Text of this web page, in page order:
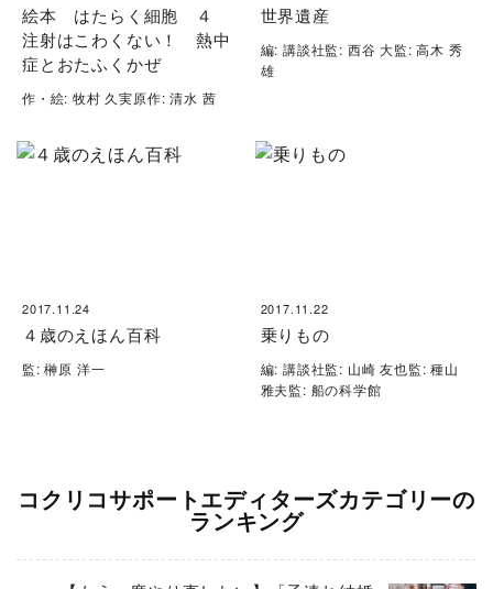
絵本 はたらく細胞 ４
注射はこわくない！ 熱中
症とおたふくかぜ
作・絵: 牧村 久実原作: 清水 茜
世界遺産
編: 講談社監: 西谷 大監: 高木 秀
雄
2017.11.24
４歳のえほん百科
監: 榊原 洋一
2017.11.22
乗りもの
編: 講談社監: 山崎 友也監: 種山
雅夫監: 船の科学館
コクリコサポートエディターズカテゴリーの
ランキング